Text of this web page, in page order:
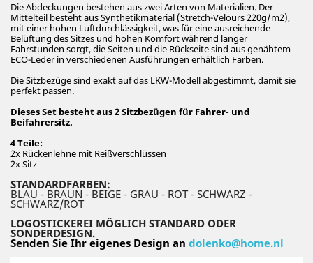
Die Abdeckungen bestehen aus zwei Arten von Materialien. Der
Mittelteil besteht aus Synthetikmaterial (Stretch-Velours 220g/m2),
mit einer hohen Luftdurchlässigkeit, was für eine ausreichende
Belüftung des Sitzes und hohen Komfort während langer
Fahrstunden sorgt, die Seiten und die Rückseite sind aus genähtem
ECO-Leder in verschiedenen Ausführungen erhältlich Farben.
Die Sitzbezüge sind exakt auf das LKW-Modell abgestimmt, damit sie
perfekt passen.
Dieses Set besteht aus 2 Sitzbezügen für Fahrer- und
Beifahrersitz.
4 Teile:
2x Rückenlehne mit Reißverschlüssen
2x Sitz
STANDARDFARBEN:
BLAU - BRAUN - BEIGE - GRAU - ROT - SCHWARZ -
SCHWARZ/ROT
LOGOSTICKEREI MÖGLICH STANDARD ODER
SONDERDESIGN.
Senden Sie Ihr eigenes Design an dolenko@home.nl